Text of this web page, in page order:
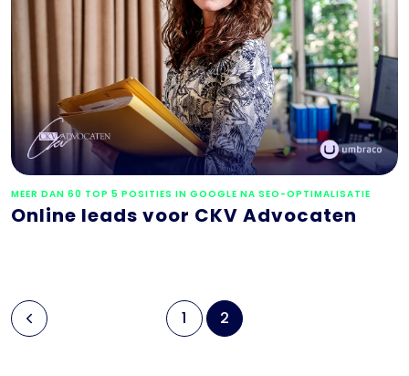
MEER DAN 60 TOP 5 POSITIES IN GOOGLE NA SEO-OPTIMALISATIE
Online leads voor CKV Advocaten
1 2